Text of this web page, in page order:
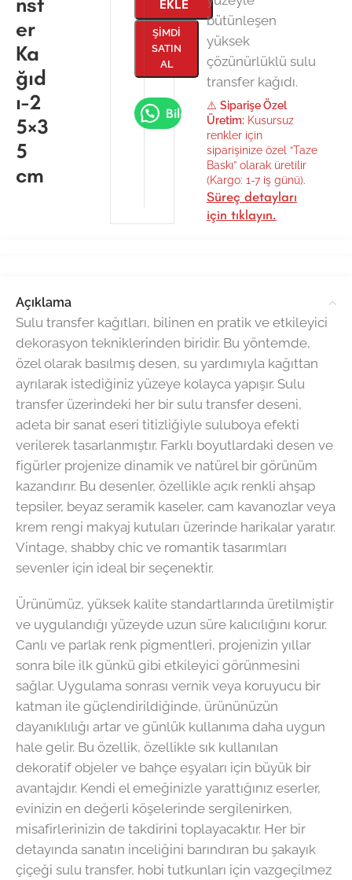
er
Ka
ğıd
ı-2
5×3
5
cm
EKLE
ŞIMDI
SATIN
AL
Bilgi Al
bütünleşen
yüksek
çözünürlüklü sulu
transfer kağıdı.
⚠️ Siparişe Özel
Üretim:Kusursuz
renkler için
siparişinize özel “Taze
Baskı” olarak üretilir
(Kargo: 1-7 iş günü).
Süreç detayları
için tıklayın.
Açıklama
Sulu transfer kağıtları, bilinen en pratik ve etkileyici
dekorasyon tekniklerinden biridir. Bu yöntemde,
özel olarak basılmış desen, su yardımıyla kağıttan
ayrılarak istediğiniz yüzeye kolayca yapışır. Sulu
transfer üzerindeki her bir sulu transfer deseni,
adeta bir sanat eseri titizliğiyle suluboya efekti
verilerek tasarlanmıştır. Farklı boyutlardaki desen ve
figürler projenize dinamik ve natürel bir görünüm
kazandırır. Bu desenler, özellikle açık renkli ahşap
tepsiler, beyaz seramik kaseler, cam kavanozlar veya
krem rengi makyaj kutuları üzerinde harikalar yaratır.
Vintage, shabby chic ve romantik tasarımları
sevenler için ideal bir seçenektir.
Ürünümüz, yüksek kalite standartlarında üretilmiştir
ve uygulandığı yüzeyde uzun süre kalıcılığını korur.
Canlı ve parlak renk pigmentleri, projenizin yıllar
sonra bile ilk günkü gibi etkileyici görünmesini
sağlar. Uygulama sonrası vernik veya koruyucu bir
katman ile güçlendirildiğinde, ürününüzün
dayanıklılığı artar ve günlük kullanıma daha uygun
hale gelir. Bu özellik, özellikle sık kullanılan
dekoratif objeler ve bahçe eşyaları için büyük bir
avantajdır. Kendi el emeğinizle yarattığınız eserler,
evinizin en değerli köşelerinde sergilenirken,
misafirlerinizin de takdirini toplayacaktır. Her bir
detayında sanatın inceliğini barındıran bu şakayık
çiçeği sulu transfer, hobi tutkunları için vazgeçilmez